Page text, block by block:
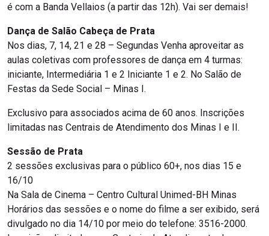
é com a Banda Vellaios (a partir das 12h). Vai ser demais!
Dança de Salão Cabeça de Prata
Nos dias, 7, 14, 21 e 28 – Segundas Venha aproveitar as
aulas coletivas com professores de dança em 4 turmas:
iniciante, Intermediária 1 e 2 Iniciante 1 e 2. No Salão de
Festas da Sede Social – Minas I.
Exclusivo para associados acima de 60 anos. Inscrições
limitadas nas Centrais de Atendimento dos Minas I e II.
Sessão de Prata
2 sessões exclusivas para o público 60+, nos dias 15 e
16/10
Na Sala de Cinema – Centro Cultural Unimed-BH Minas
Horários das sessões e o nome do filme a ser exibido, será
divulgado no dia 14/10 por meio do telefone: 3516-2000.